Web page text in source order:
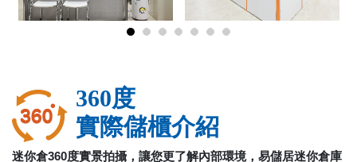
360度
實際儲櫃介紹
迷你倉360度實景拍攝，讓您更了解內部環境，易儲居迷你倉庫